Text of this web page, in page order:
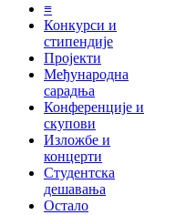
≡
Конкурси и
стипендије
Пројекти
Међународна
сарадња
Конференције и
скупови
Изложбе и
концерти
Студентска
дешавања
Остало